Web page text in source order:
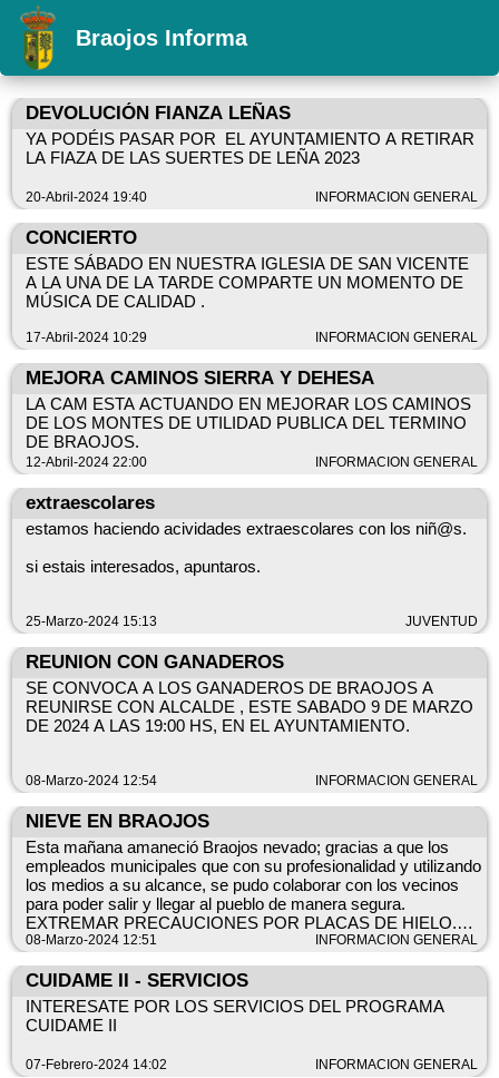
Braojos Informa
DEVOLUCIÓN FIANZA LEÑAS
YA PODÉIS PASAR POR EL AYUNTAMIENTO A RETIRAR
LA FIAZA DE LAS SUERTES DE LEÑA 2023
20-Abril-2024 19:40 INFORMACION GENERAL
CONCIERTO
ESTE SÁBADO EN NUESTRA IGLESIA DE SAN VICENTE
A LA UNA DE LA TARDE COMPARTE UN MOMENTO DE
MÚSICA DE CALIDAD .
17-Abril-2024 10:29 INFORMACION GENERAL
MEJORA CAMINOS SIERRA Y DEHESA
LA CAM ESTA ACTUANDO EN MEJORAR LOS CAMINOS
DE LOS MONTES DE UTILIDAD PUBLICA DEL TERMINO
DE BRAOJOS.
12-Abril-2024 22:00 INFORMACION GENERAL
extraescolares
estamos haciendo acividades extraescolares con los niñ@s.
si estais interesados, apuntaros.
25-Marzo-2024 15:13 JUVENTUD
REUNION CON GANADEROS
SE CONVOCA A LOS GANADEROS DE BRAOJOS A
REUNIRSE CON ALCALDE , ESTE SABADO 9 DE MARZO
DE 2024 A LAS 19:00 HS, EN EL AYUNTAMIENTO.
08-Marzo-2024 12:54 INFORMACION GENERAL
NIEVE EN BRAOJOS
Esta mañana amaneció Braojos nevado; gracias a que los
empleados municipales que con su profesionalidad y utilizando
los medios a su alcance, se pudo colaborar con los vecinos
para poder salir y llegar al pueblo de manera segura.
EXTREMAR PRECAUCIONES POR PLACAS DE HIELO.
SITUACIÓN VA A MÁS.
08-Marzo-2024 12:51 INFORMACION GENERAL
CUIDAME II - SERVICIOS
INTERESATE POR LOS SERVICIOS DEL PROGRAMA
CUIDAME II
07-Febrero-2024 14:02 INFORMACION GENERAL